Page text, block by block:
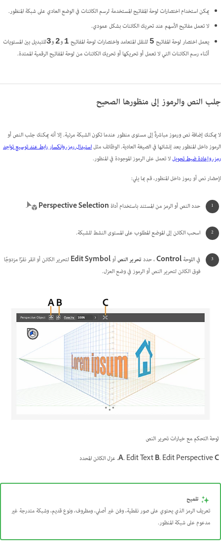
يمكن استخدام اختصارات لوحة المفاتيح المستخدمة لرسم الكائنات في الوضع العادي على شبكة المنظور.
لا تعمل مفاتيح الأسهم عند تحريك الكائنات بشكل عمودي.
يعمل اختصار لوحة المفاتيح 5 للنقل المتعامد واختصارات لوحة المفاتيح 1 و2 و3للتبديل بين المستويات
أثناء رسم الكائنات التي لا تعمل أو تحريكها أو تحريك الكائنات من لوحة المفاتيح الرقمية الممتدة.
جلب النص والرموز إلى منظورها الصحيح
لا يمكنك إضافة نص ورموز مباشرةً إلى مستوى منظور عندما تكون الشبكة مرئية. إلا أنه يمكنك جلب النص أو
الرموز داخل المنظور بعد إنشائها في الصيغة العادية.الوظائف مثلاستبدال رمز، وانكسار رابط عند توسيع تواجد
رمز، وإعادة ضبط تحويللا تعمل على الرموز الموجودة في المنظور.
لإحضار نص أو رموز داخل المنظور، قم بما يلي:
حدد النص أو الرمز من المستند باستخدام أداةPerspective Selection
.
اسحب الكائن إلى الموضع المطلوب على المستوى النشط للشبكة.
في اللوحةControl، حددتحرير النصأوEdit Symbolلتحرير الكائن أو انقر نقرًا مزدوجًا
فوق الكائنلتحرير النص أو الرموز في وضع العزل.
لوحة التحكم مع خيارات تحرير النص
A.Edit TextB.Edit PerspectiveC. عزل الكائن المحدد
تلميح
تعريف الرمز الذي يحتوي على صور نقطية، وفن غير أصلي، ومظروف، ونوع قديم، وشبكة متدرجة غير
مدعوم على شبكة المنظور.